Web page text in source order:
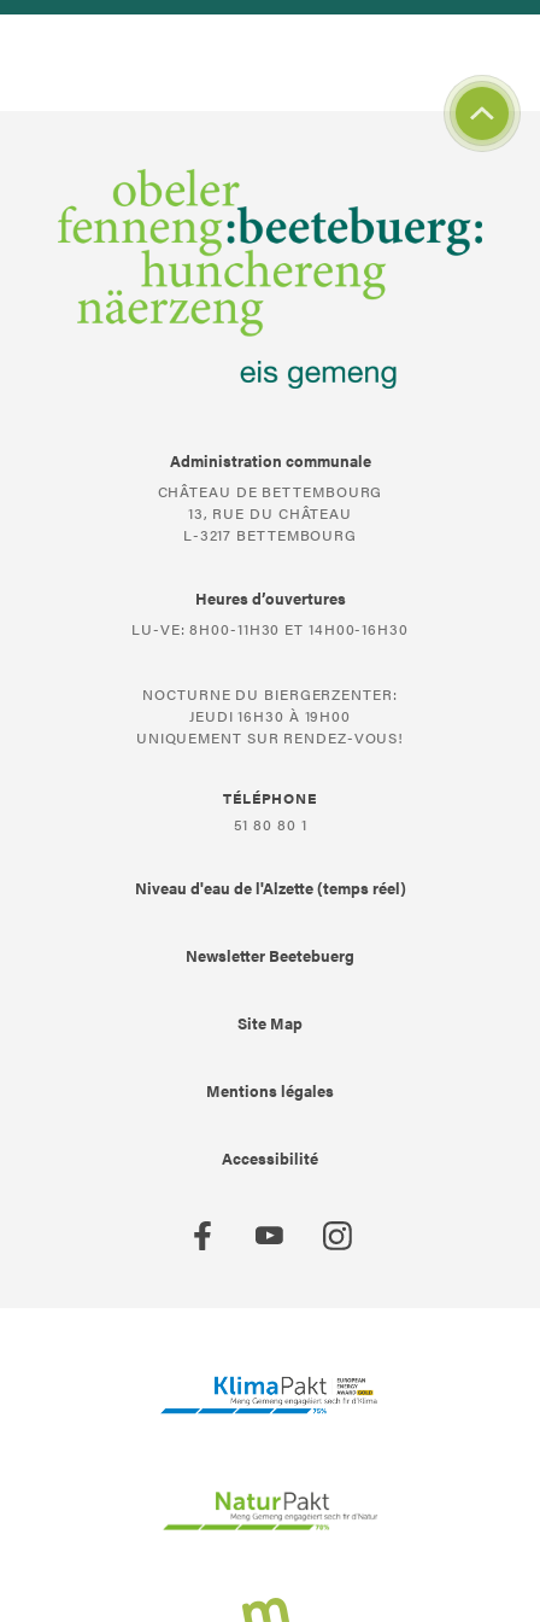
Administration communale
CHÂTEAU DE BETTEMBOURG
13, RUE DU CHÂTEAU
L-3217 BETTEMBOURG
Heures d’ouvertures
LU-VE: 8H00-11H30 ET 14H00-16H30
NOCTURNE DU BIERGERZENTER:
JEUDI 16H30 À 19H00
UNIQUEMENT SUR RENDEZ-VOUS!
TÉLÉPHONE
51 80 80 1
Niveau d'eau de l'Alzette (temps réel)
Newsletter Beetebuerg
Site Map
Mentions légales
Accessibilité